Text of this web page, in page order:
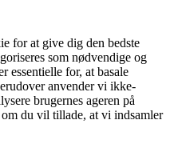
for at give dig den bedste
som nødvendige og
essentielle for, at basale
anvender vi ikke-
brugernes ageren på
du vil tillade, at vi indsamler